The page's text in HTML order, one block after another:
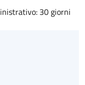
30 giorni